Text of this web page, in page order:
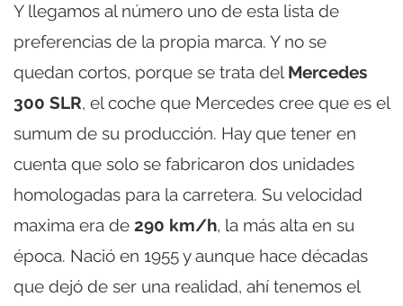
Y llegamos al número uno de esta lista de
preferencias de la propia marca. Y no se
quedan cortos, porque se trata del Mercedes
300 SLR, el coche que Mercedes cree que es el
sumum de su producción. Hay que tener en
cuenta que solo se fabricaron dos unidades
homologadas para la carretera. Su velocidad
maxima era de 290 km/h, la más alta en su
época. Nació en 1955 y aunque hace décadas
que dejó de ser una realidad, ahí tenemos el